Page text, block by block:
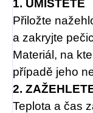
1. UMÍSTĚTE
Přiložte
a zakryjte
Materiál, na
případě jeho
2.
Teplota a čas